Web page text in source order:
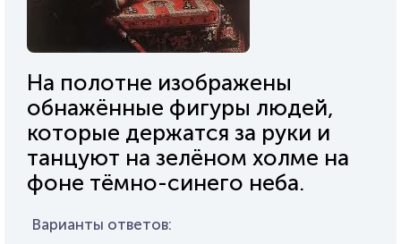
На полотне изображены
обнажённые фигуры людей,
которые держатся за руки и
танцуют на зелёном холме на
фоне тёмно-синего неба.
Варианты ответов: